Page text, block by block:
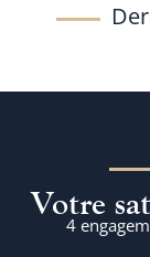
Votre
4